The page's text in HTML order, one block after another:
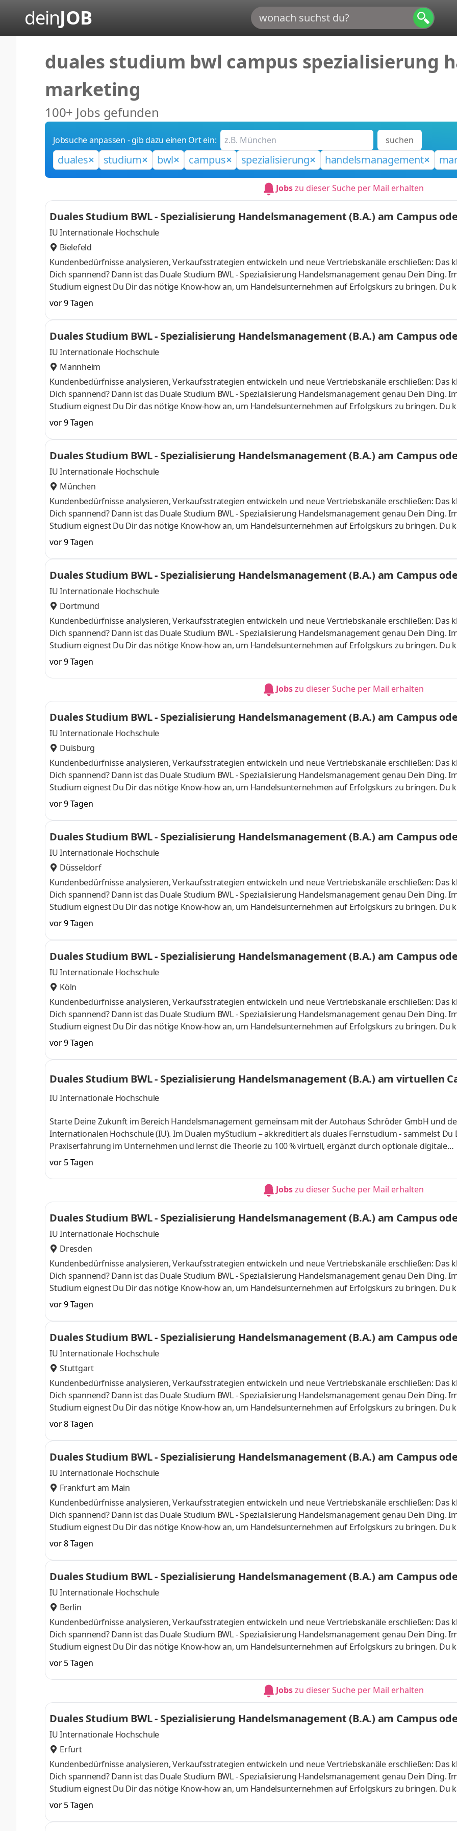
deinJOB
duales studium bwl campus spezialisierung
marketing
100+ Jobs gefunden
Jobsuche anpassen - gib dazu einen Ort ein: suchen
duales studium bwl campus spezialisierung handelsmanagement
Jobszu dieser Suche per Mail erhalten
Duales Studium BWL - Spezialisierung Handelsmanagement (B.A.) am Campus
IU Internationale Hochschule
Bielefeld
Kundenbedürfnisse analysieren, Verkaufsstrategien entwickeln und neue Vertriebskanäle erschließen: Das
Dich spannend? Dann ist das Duale Studium BWL - Spezialisierung Handelsmanagement genau Dein Ding.
Studium eignest Du Dir das nötige Know-how an, um Handelsunternehmen auf Erfolgskurs zu bringen. Du
April oder im Oktober starten – direkt am Campus vor Ort oder ganz flexibel virtuell. Deine Praxisphasen
Du bei einem Unternehmen in Deiner Nähe. Aufgaben Du kannst Dein Studium ohne Numerus clausus oder
Aufnahmeprüfung startenDu absolvierst ein staatlich anerkanntes Bachelorstudium mit praxisnahen
Studienberatung, Study Guides und Lehrenden sind
vor 9 Tagen
Duales Studium BWL - Spezialisierung Handelsmanagement (B.A.) am Campus
IU Internationale Hochschule
Mannheim
Kundenbedürfnisse analysieren, Verkaufsstrategien entwickeln und neue Vertriebskanäle erschließen: Das
Dich spannend? Dann ist das Duale Studium BWL - Spezialisierung Handelsmanagement genau Dein Ding.
Studium eignest Du Dir das nötige Know-how an, um Handelsunternehmen auf Erfolgskurs zu bringen. Du
April oder im Oktober starten – direkt am Campus vor Ort oder ganz flexibel virtuell. Deine Praxisphasen
Du bei einem Unternehmen in Deiner Nähe. Aufgaben Du kannst Dein Studium ohne Numerus clausus oder
Aufnahmeprüfung startenDu absolvierst ein staatlich anerkanntes Bachelorstudium mit praxisnahen
Studienberatung, Study Guides und Lehrenden sind
vor 9 Tagen
Duales Studium BWL - Spezialisierung Handelsmanagement (B.A.) am Campus
IU Internationale Hochschule
München
Kundenbedürfnisse analysieren, Verkaufsstrategien entwickeln und neue Vertriebskanäle erschließen: Das
Dich spannend? Dann ist das Duale Studium BWL - Spezialisierung Handelsmanagement genau Dein Ding.
Studium eignest Du Dir das nötige Know-how an, um Handelsunternehmen auf Erfolgskurs zu bringen. Du
April oder im Oktober starten – direkt am Campus vor Ort oder ganz flexibel virtuell. Deine Praxisphasen
Du bei einem Unternehmen in Deiner Nähe. Aufgaben Du kannst Dein Studium ohne Numerus clausus oder
Aufnahmeprüfung startenDu absolvierst ein staatlich anerkanntes Bachelorstudium mit praxisnahen
Studienberatung, Study Guides und Lehrenden sind
vor 9 Tagen
Duales Studium BWL - Spezialisierung Handelsmanagement (B.A.) am Campus
IU Internationale Hochschule
Dortmund
Kundenbedürfnisse analysieren, Verkaufsstrategien entwickeln und neue Vertriebskanäle erschließen: Das
Dich spannend? Dann ist das Duale Studium BWL - Spezialisierung Handelsmanagement genau Dein Ding.
Studium eignest Du Dir das nötige Know-how an, um Handelsunternehmen auf Erfolgskurs zu bringen. Du
April oder im Oktober starten – direkt am Campus vor Ort oder ganz flexibel virtuell. Deine Praxisphasen
Du bei einem Unternehmen in Deiner Nähe. Aufgaben Du kannst Dein Studium ohne Numerus clausus oder
Aufnahmeprüfung startenDu absolvierst ein staatlich anerkanntes Bachelorstudium mit praxisnahen
vor 9 Tagen
Jobszu dieser Suche per Mail erhalten
Duales Studium BWL - Spezialisierung Handelsmanagement (B.A.) am Campus
IU Internationale Hochschule
Duisburg
Kundenbedürfnisse analysieren, Verkaufsstrategien entwickeln und neue Vertriebskanäle erschließen: Das
Dich spannend? Dann ist das Duale Studium BWL - Spezialisierung Handelsmanagement genau Dein Ding.
Studium eignest Du Dir das nötige Know-how an, um Handelsunternehmen auf Erfolgskurs zu bringen. Du
April oder im Oktober starten – direkt am Campus vor Ort oder ganz flexibel virtuell. Deine Praxisphasen
Du bei einem Unternehmen in Deiner Nähe. Aufgaben Du kannst Dein Studium ohne Numerus clausus oder
Aufnahmeprüfung startenDu absolvierst ein staatlich anerkanntes Bachelorstudium mit praxisnahen
Studienberatung, Study Guides und Lehrenden sind
vor 9 Tagen
Duales Studium BWL - Spezialisierung Handelsmanagement (B.A.) am Campus
IU Internationale Hochschule
Düsseldorf
Kundenbedürfnisse analysieren, Verkaufsstrategien entwickeln und neue Vertriebskanäle erschließen: Das
Dich spannend? Dann ist das Duale Studium BWL - Spezialisierung Handelsmanagement genau Dein Ding.
Studium eignest Du Dir das nötige Know-how an, um Handelsunternehmen auf Erfolgskurs zu bringen. Du
April oder im Oktober starten – direkt am Campus vor Ort oder ganz flexibel virtuell. Deine Praxisphasen
Du bei einem Unternehmen in Deiner Nähe. Aufgaben Du kannst Dein Studium ohne Numerus clausus oder
Aufnahmeprüfung startenDu absolvierst ein staatlich anerkanntes Bachelorstudium mit praxisnahen
Studienberatung, Study Guides und Lehrenden sind
vor 9 Tagen
Duales Studium BWL - Spezialisierung Handelsmanagement (B.A.) am Campus
IU Internationale Hochschule
Köln
Kundenbedürfnisse analysieren, Verkaufsstrategien entwickeln und neue Vertriebskanäle erschließen: Das
Dich spannend? Dann ist das Duale Studium BWL - Spezialisierung Handelsmanagement genau Dein Ding.
Studium eignest Du Dir das nötige Know-how an, um Handelsunternehmen auf Erfolgskurs zu bringen. Du
April oder im Oktober starten – direkt am Campus vor Ort oder ganz flexibel virtuell. Deine Praxisphasen
Du bei einem Unternehmen in Deiner Nähe. Aufgaben Du kannst Dein Studium ohne Numerus clausus oder
Aufnahmeprüfung startenDu absolvierst ein staatlich anerkanntes Bachelorstudium mit praxisnahen
Studienberatung, Study Guides und Lehrenden sind
vor 9 Tagen
Duales Studium BWL - Spezialisierung Handelsmanagement (B.A.) am virtuellen
er GmbH
IU Internationale Hochschule
Starte Deine Zukunft im Bereich Handelsmanagement gemeinsam mit der Autohaus Schröder GmbH und
Internationalen Hochschule (IU). Im Dualen myStudium – akkreditiert als duales Fernstudium - sammelst Du
Praxiserfahrung im Unternehmen und lernst die Theorie zu 100 % virtuell, ergänzt durch optionale digitale
Begleitveranstaltungen. Wir sind Dein kompetenter Ansprechpartner für Neu- und Gebrauchtwagen der
Fiat Professional und Abarth. Unser Ziel ist es, Dir bei der Auswahl des perfekten Fahrzeugs zu helfen – egal,
ein sportliches Abarth-Modell, einen zuverlässigen Fiat-Pkw, ein robustes Fahrzeug von Fiat Professional
vor 5 Tagen
Jobszu dieser Suche per Mail erhalten
Duales Studium BWL - Spezialisierung Handelsmanagement (B.A.) am Campus
IU Internationale Hochschule
Dresden
Kundenbedürfnisse analysieren, Verkaufsstrategien entwickeln und neue Vertriebskanäle erschließen: Das
Dich spannend? Dann ist das Duale Studium BWL - Spezialisierung Handelsmanagement genau Dein Ding.
Studium eignest Du Dir das nötige Know-how an, um Handelsunternehmen auf Erfolgskurs zu bringen. Du
April oder im Oktober starten – direkt am Campus vor Ort oder ganz flexibel virtuell. Deine Praxisphasen
Du bei einem Unternehmen in Deiner Nähe. Aufgaben Du kannst Dein Studium ohne Numerus clausus oder
Aufnahmeprüfung startenDu absolvierst ein staatlich anerkanntes Bachelorstudium mit praxisnahen
Studienberatung, Study Guides und Lehrenden sind
vor 9 Tagen
Duales Studium BWL - Spezialisierung Handelsmanagement (B.A.) am Campus
IU Internationale Hochschule
Stuttgart
Kundenbedürfnisse analysieren, Verkaufsstrategien entwickeln und neue Vertriebskanäle erschließen: Das
Dich spannend? Dann ist das Duale Studium BWL - Spezialisierung Handelsmanagement genau Dein Ding.
Studium eignest Du Dir das nötige Know-how an, um Handelsunternehmen auf Erfolgskurs zu bringen. Du
April oder im Oktober starten – direkt am Campus vor Ort oder ganz flexibel virtuell. Deine Praxisphasen
Du bei einem Unternehmen in Deiner Nähe. Aufgaben Du kannst Dein Studium ohne Numerus clausus oder
Aufnahmeprüfung startenDu absolvierst ein staatlich anerkanntes Bachelorstudium mit praxisnahen
Studienberatung, Study Guides und Lehrenden sind
vor 8 Tagen
Duales Studium BWL - Spezialisierung Handelsmanagement (B.A.) am Campus
IU Internationale Hochschule
Frankfurt am Main
Kundenbedürfnisse analysieren, Verkaufsstrategien entwickeln und neue Vertriebskanäle erschließen: Das
Dich spannend? Dann ist das Duale Studium BWL - Spezialisierung Handelsmanagement genau Dein Ding.
Studium eignest Du Dir das nötige Know-how an, um Handelsunternehmen auf Erfolgskurs zu bringen. Du
April oder im Oktober starten – direkt am Campus vor Ort oder ganz flexibel virtuell. Deine Praxisphasen
Du bei einem Unternehmen in Deiner Nähe. Aufgaben Du kannst Dein Studium ohne Numerus clausus oder
Aufnahmeprüfung startenDu absolvierst ein staatlich anerkanntes Bachelorstudium mit praxisnahen
Studienberatung, Study Guides und Lehrenden sind
vor 8 Tagen
Duales Studium BWL - Spezialisierung Handelsmanagement (B.A.) am Campus
IU Internationale Hochschule
Berlin
Kundenbedürfnisse analysieren, Verkaufsstrategien entwickeln und neue Vertriebskanäle erschließen: Das
Dich spannend? Dann ist das Duale Studium BWL - Spezialisierung Handelsmanagement genau Dein Ding.
Studium eignest Du Dir das nötige Know-how an, um Handelsunternehmen auf Erfolgskurs zu bringen. Du
April oder im Oktober starten – direkt am Campus vor Ort oder ganz flexibel virtuell. Deine Praxisphasen
Du bei einem Unternehmen in Deiner Nähe. Aufgaben Du kannst Dein Studium ohne Numerus clausus oder
Aufnahmeprüfung startenDu absolvierst ein staatlich anerkanntes Bachelorstudium mit praxisnahen
vor 5 Tagen
Jobszu dieser Suche per Mail erhalten
Duales Studium BWL - Spezialisierung Handelsmanagement (B.A.) am Campus
IU Internationale Hochschule
Erfurt
Kundenbedürfnisse analysieren, Verkaufsstrategien entwickeln und neue Vertriebskanäle erschließen: Das
Dich spannend? Dann ist das Duale Studium BWL - Spezialisierung Handelsmanagement genau Dein Ding.
Studium eignest Du Dir das nötige Know-how an, um Handelsunternehmen auf Erfolgskurs zu bringen. Du
April oder im Oktober starten – direkt am Campus vor Ort oder ganz flexibel virtuell. Deine Praxisphasen
Du bei einem Unternehmen in Deiner Nähe. Aufgaben Du kannst Dein Studium ohne Numerus clausus oder
Aufnahmeprüfung startenDu absolvierst ein staatlich anerkanntes Bachelorstudium mit praxisnahen
vor 5 Tagen